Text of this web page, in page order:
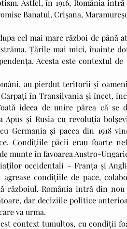
Astfel, în 1916, România
Banatul, Crișana,
Țările mai mici, înainte
Acesta este contextul
în Transilvania și încet,
ideea de unire părea că se
și Rusia cu revoluția
Germania și pacea din 1918
Condițiile păcii erau foarte
munte în favoarea Austro-
condițiile de pace,
războiul. România intră din
dar deciziile politice
va urma.